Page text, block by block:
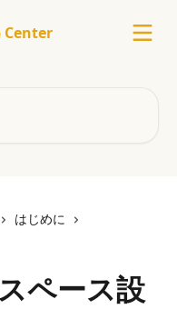
Center
はじめに
ペース設